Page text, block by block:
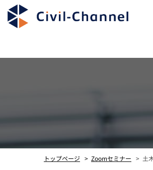
トップページ Zoomセミナー 土